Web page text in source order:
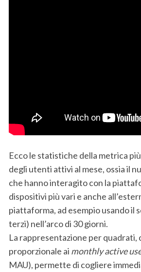
Ecco le statistiche della metrica
degli utenti attivi al mese, ossia il
che hanno interagito con la
dispositivi più vari e anche
piattaforma, ad esempio usando il
terzi) nell’arco di 30 giorni.
La rappresentazione per quadrati,
proporzionale ai monthly active
MAU), permette di cogliere